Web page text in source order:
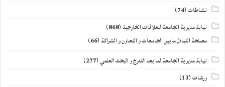
نشاطات(74)
نيابة مديرية الجامعة للعلاقات الخارجية (868)
مصلحة التبادل مابين الجامعات و التعاون و الشراكة (66)
نيابة مديرية الجامعة لما بعد التدرج و البحث العلمي(277)
ورشات(13)